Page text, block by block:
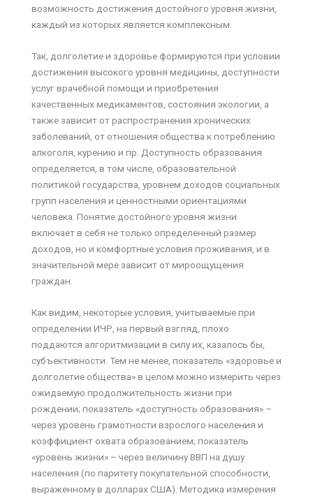
возможность достижения достойного уровня жизни,
каждый из которых является комплексным.
Так, долголетие и здоровье формируются при условии
достижения высокого уровня медицины, доступности
услуг врачебной помощи и приобретения
качественных медикаментов, состояния экологии, а
также зависит от распространения хронических
заболеваний, от отношения общества к потреблению
алкоголя, курению и пр. Доступность образования
определяется, в том числе, образовательной
политикой государства, уровнем доходов социальных
групп населения и ценностными ориентациями
человека. Понятие достойного уровня жизни
включает в себя не только определенный размер
доходов, но и комфортные условия проживания, и в
значительной мере зависит от мироощущения
граждан.
Как видим, некоторые условия, учитываемые при
определении ИЧР, на первый взгляд, плохо
поддаются алгоритмизации в силу их, казалось бы,
субъективности. Тем не менее, показатель «здоровье и
долголетие общества» в целом можно измерить через
ожидаемую продолжительность жизни при
рождении; показатель «доступность образования» –
через уровень грамотности взрослого населения и
коэффициент охвата образованием; показатель
«уровень жизни» – через величину ВВП на душу
населения (по паритету покупательной способности,
выраженному в долларах США). Методика измерения